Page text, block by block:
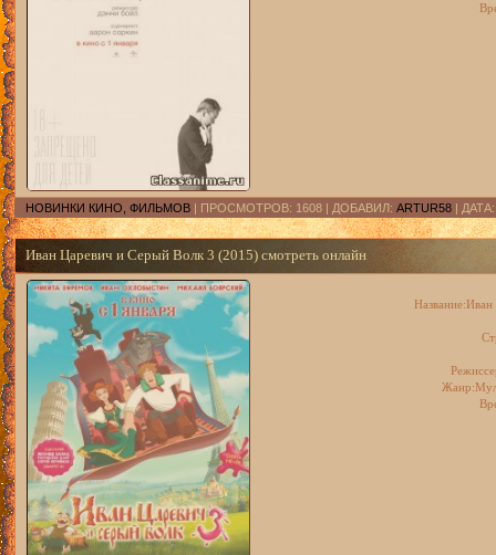
НОВИНКИ КИНО, ФИЛЬМОВ | ПРОСМОТРОВ: 1608 | ДОБАВИЛ: ARTUR58 |
Иван Царевич и Серый Волк 3 (2015) смотреть онлайн